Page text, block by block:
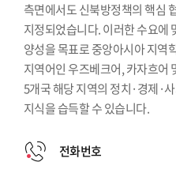
측면에서도 신북방정책의 핵심
지정되었습니다. 이러한 수요에
양성을 목표로 중앙아시아 지역
지역어인 우즈베크어, 카자흐어
5개국 해당 지역의 정치·경제·
지식을 습득할 수 있습니다.
전화번호